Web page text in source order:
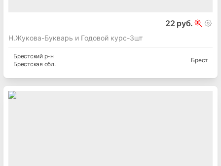
22 руб.
Н.Жукова-Букварь и Годовой курс-3шт
Брестскийр-н
Брестская обл.
Брест